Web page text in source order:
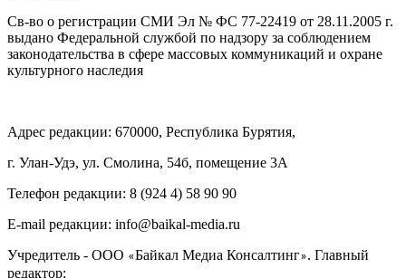
Св-во о регистрации СМИ Эл № ФС 77-22419 от 28.11.2005 г.
выдано Федеральной службой по надзору за соблюдением
законодательства в сфере массовых коммуникаций и охране
культурного наследия
Адрес редакции: 670000, Республика Бурятия,
г. Улан-Удэ, ул. Смолина, 54б, помещение 3А
Телефон редакции: ‎‎8 (924 4) 58 90 90
E-mail редакции: info@baikal-media.ru
Учредитель - ООО «Байкал Медиа Консалтинг». Главный
редактор: